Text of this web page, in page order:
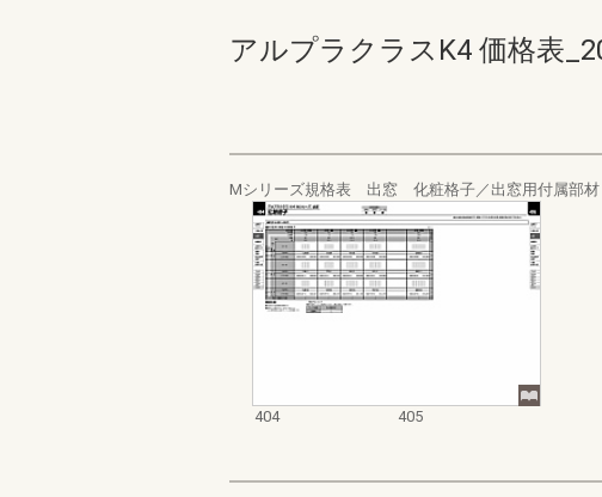
アルプラクラスK4 価格表
Mシリーズ規格表 出窓 化粧格子／出窓用付属部材
404 405